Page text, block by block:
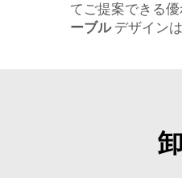
てご提案できる
ーブル デザイン